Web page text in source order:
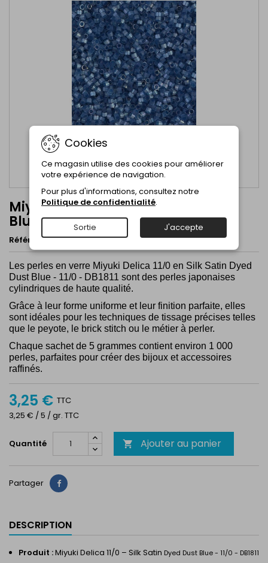
Miyuki Delica Silk Satin Dyed Dust
Blue - 11/0 - DB1811
RéférenceDB1811 MarqueMiyuki Beads
Les perles en verre Miyuki Delica 11/0 en Silk Satin Dyed
Dust Blue - 11/0 - DB1811 sont des perles japonaises
cylindriques de haute qualité.
Grâce à leur forme uniforme et leur finition parfaite, elles
sont idéales pour les techniques de tissage précises telles
que le peyote, le brick stitch ou le métier à perler.
Chaque sachet de 5 grammes contient environ 1 000
perles, parfaites pour créer des bijoux et accessoires
raffinés.
3,25 € TTC
3,25 € / 5 / gr. TTC
Quantité  Ajouter au panier
Partager Partager
DESCRIPTION
Produit :Miyuki Delica 11/0 – Silk Satin Dyed Dust Blue - 11/0 - DB1811
Cookies
Ce magasin utilise des cookies pour améliorer
votre expérience de navigation.
Pour plus d'informations, consultez notre
Politique de confidentialité.
Sortie J'accepte